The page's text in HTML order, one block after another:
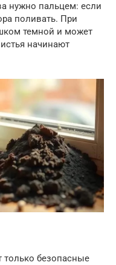
нужно пальцем: если
поливать. При
темной и может
начинают
безопасные